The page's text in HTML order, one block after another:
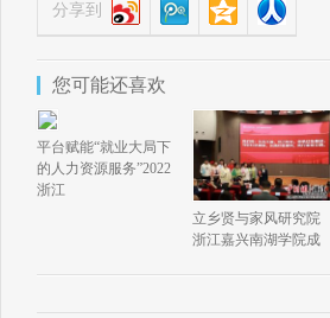
分享到
您可能还喜欢
平台赋能“就业大局下
的人力资源服务”2022
浙江
立乡贤与家风研究院
浙江嘉兴南湖学院成